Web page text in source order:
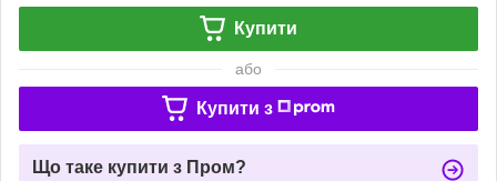
Купити
або
Купити з
Що таке купити з Пром?